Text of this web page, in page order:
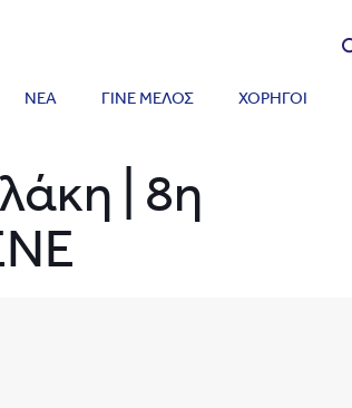
ΝΕΑ ΓΙΝΕ ΜΕΛΟΣ ΧΟΡΗΓΟΙ
| 8η